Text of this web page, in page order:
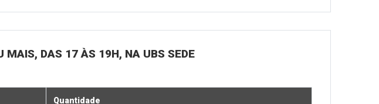
MAIS, DAS 17 ÀS 19H, NA UBS SEDE
Quantidade